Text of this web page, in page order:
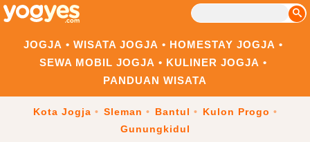
JOGJA WISATA JOGJA
HOMESTAY JOGJA
SEWA MOBIL JOGJA
KULINER JOGJA
PANDUAN WISATA
Kota Jogja Sleman Bantul
Kulon Progo
Gunungkidul